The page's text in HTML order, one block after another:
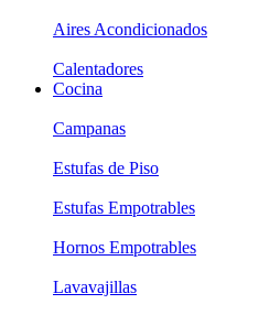
Aires Acondicionados
Calentadores
Cocina
Campanas
Estufas de Piso
Estufas Empotrables
Hornos Empotrables
Lavavajillas